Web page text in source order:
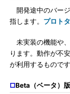
開発途中のバー
指します。 プロト
未実装の機能や
ります。動作が不
が利用するものです
□Beta（ベータ）版